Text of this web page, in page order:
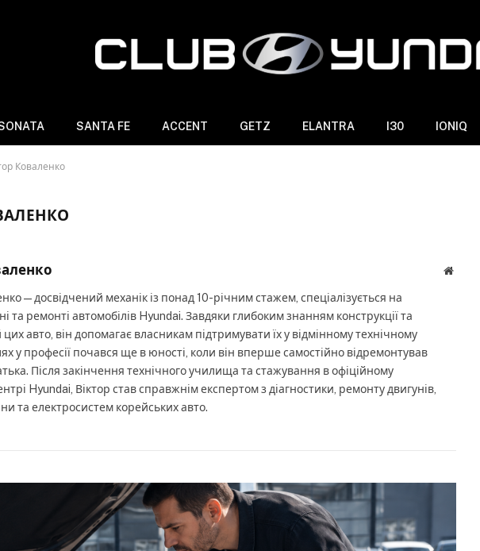
SANTA FE ACCENT GETZ ELANTRA I30 IONIQ
Коваленко
— досвідчений механік із понад 10-річним стажем, спеціалізується на
та ремонті автомобілів Hyundai. Завдяки глибоким знанням конструкції та
авто, він допомагає власникам підтримувати їх у відмінному технічному
у професії почався ще в юності, коли він вперше самостійно відремонтував
Після закінчення технічного училища та стажування в офіційному
Hyundai, Віктор став справжнім експертом з діагностики, ремонту двигунів,
та електросистем корейських авто.